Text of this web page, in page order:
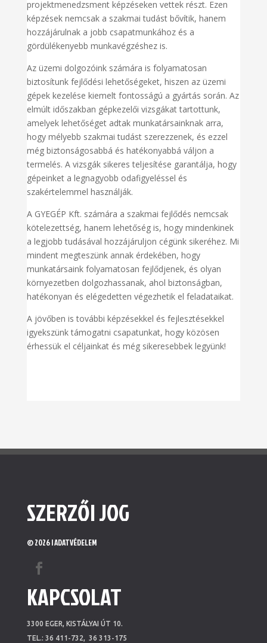
projektmenedzsment képzéseken vettek részt. Ezen
képzések nemcsak a szakmai tudást bővítik, hanem
hozzájárulnak a jobb csapatmunkához és a
gördülékenyebb munkavégzéshez is.
Az üzemi dolgozóink számára is folyamatosan
biztosítunk fejlődési lehetőségeket, hiszen az üzemi
gépek kezelése kiemelt fontosságú a gyártás során. Az
elmúlt időszakban gépkezelői vizsgákat tartottunk,
amelyek lehetőséget adtak munkatársainknak arra,
hogy mélyebb szakmai tudást szerezzenek, és ezzel
még biztonságosabbá és hatékonyabbá váljon a
termelés. A vizsgák sikeres teljesítése garantálja, hogy
gépeinket a legnagyobb odafigyeléssel és
szakértelemmel használják.
A GYEGÉP Kft. számára a szakmai fejlődés nemcsak
kötelezettség, hanem lehetőség is, hogy mindenkinek
a legjobb tudásával hozzájáruljon cégünk sikeréhez. Mi
mindent megteszünk annak érdekében, hogy
munkatársaink folyamatosan fejlődjenek, és olyan
környezetben dolgozhassanak, ahol biztonságban,
hatékonyan és elégedetten végezhetik el feladataikat.
A jövőben is további képzésekkel és fejlesztésekkel
igyekszünk támogatni csapatunkat, hogy közösen
érhessük el céljainkat és még sikeresebbek legyünk!
SZERZŐI JOG
© 2026 |ADATVÉDELEM
KAPCSOLAT
3300 EGER, KISTÁLYAI ÚT 10.
TEL.: 36 411-732, 36 313-175